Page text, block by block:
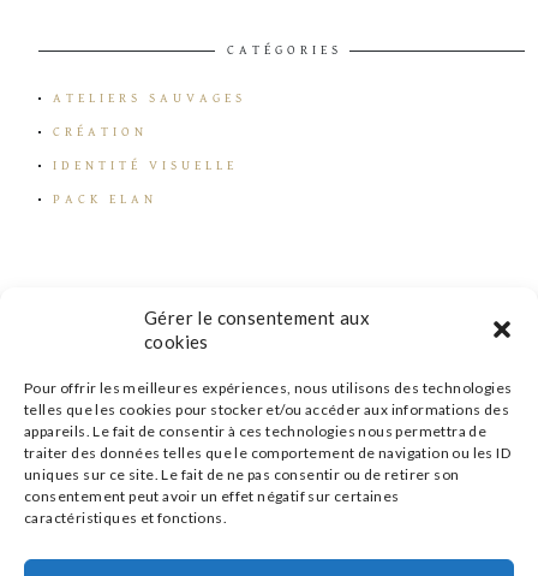
Gérer le consentement aux
cookies
Pour offrir les meilleures expériences, nous utilisons des technologies
telles que les cookies pour stocker et/ou accéder aux informations des
appareils. Le fait de consentir à ces technologies nous permettra de
traiter des données telles que le comportement de navigation ou les ID
uniques sur ce site. Le fait de ne pas consentir ou de retirer son
consentement peut avoir un effet négatif sur certaines
caractéristiques et fonctions.
CATÉGORIES
ATELIERS SAUVAGES
CRÉATION
IDENTITÉ VISUELLE
PACK ELAN
s'inscrire à la newsletter